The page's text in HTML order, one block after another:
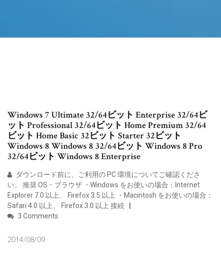
Windows 7 Ultimate 32/64ビット Enterprise 32/64ビ
ット Professional 32/64ビット Home Premium 32/64
ビット Home Basic 32ビット Starter 32ビット
Windows 8 Windows 8 32/64ビット Windows 8 Pro
32/64ビット Windows 8 Enterprise
ダウンロード前に、ご利用の PC 環境についてご確認くださ
い。 推奨 OS・ブラウザ ・Windows をお使いの場合：Internet
Explorer 7.0 以上、 Firefox 3.5 以上 ・Macintosh をお使いの場合：
Safari 4.0 以上、 Firefox 3.0 以上 接続
3 Comments
2014/08/09